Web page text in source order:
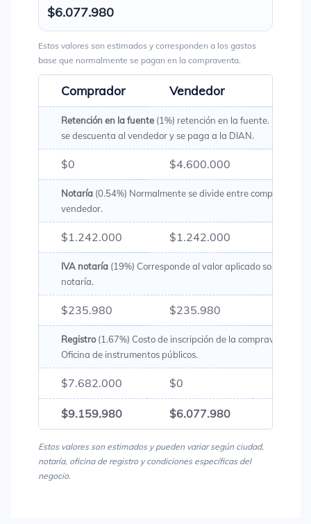
$6.077.980
Estos valores son estimados y corresponden a los gastos
base que normalmente se pagan en la compraventa.
Comprador Vendedor
Retención en la fuente (1%) retención en la fuente. Es un
se descuenta al vendedor y se paga a la DIAN.
$0 $4.600.000
Notaría (0.54%) Normalmente se divide entre comprador y
vendedor.
$1.242.000 $1.242.000
IVA notaría (19%) Corresponde al valor aplicado sobre los
notaría.
$235.980 $235.980
Registro(1.67%) Costo de inscripción de la compraventa en
Oficina de instrumentos públicos.
$7.682.000 $0
$9.159.980 $6.077.980
Estos valores son estimados y pueden variar según ciudad,
notaría, oficina de registro y condiciones específicas del
negocio.